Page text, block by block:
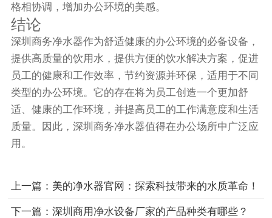
格相协调，增加办公环境的美感。
结论
深圳商务净水器作为舒适健康的办公环境的必备设备，
提供高质量的饮用水，提供方便的饮水解决方案，促进
员工的健康和工作效率，节约资源并环保，适用于不同
类型的办公环境。它的存在将为员工创造一个更加舒
适、健康的工作环境，并提高员工的工作满意度和生活
质量。因此，深圳商务净水器值得在办公场所中广泛应
用。
上一篇： 美的净水器官网：探索科技带来的水质革命！
下一篇： 深圳商用净水设备厂家的产品种类有哪些？